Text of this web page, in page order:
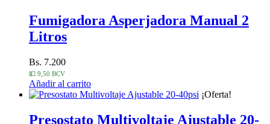
Fumigadora Asperjadora Manual 2
Litros
Bs. 7.200
💵 9,50 BCV
Añadir al carrito
¡Oferta!
Presostato Multivoltaje Ajustable 20-